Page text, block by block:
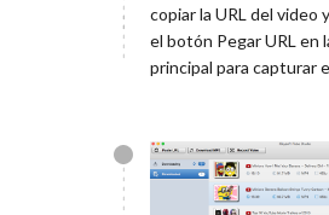
copiar la URL del video
el botón Pegar URL en
principal para capturar